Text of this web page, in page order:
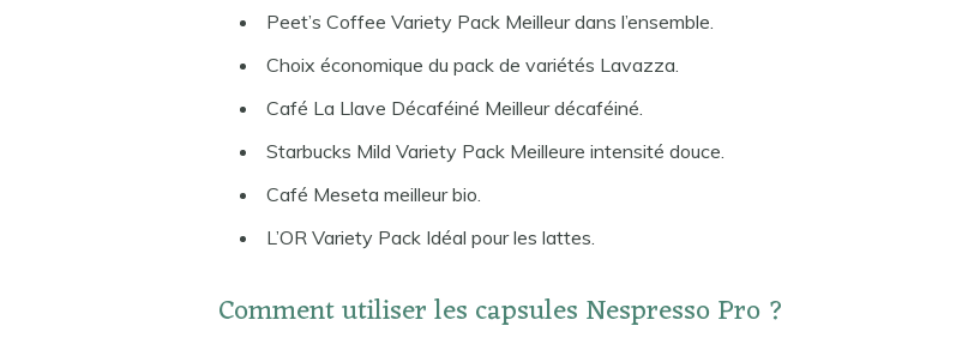
Peet’s Coffee Variety Pack Meilleur dans l’ensemble.
Choix économique du pack de variétés Lavazza.
Café La Llave Décaféiné Meilleur décaféiné.
Starbucks Mild Variety Pack Meilleure intensité douce.
Café Meseta meilleur bio.
L’OR Variety Pack Idéal pour les lattes.
Comment utiliser les capsules Nespresso Pro ?